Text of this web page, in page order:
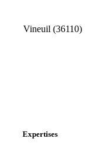
Vineuil (36110)
Expertises